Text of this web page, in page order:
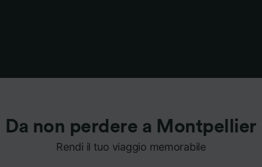
Da non perdere a Montpellier
Rendi il tuo viaggio memorabile